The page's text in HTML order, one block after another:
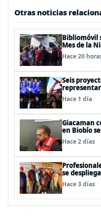
Otras noticias
Bibliomóvil
Mes de la
Hace 20
Seis
representar
Hace 1 día
Giacaman
en Biobío
de la
Hace 2 días
se
de niños
Hace 3 días